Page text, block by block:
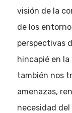
visión de la
de los
perspectivas
hincapié en
también nos
amenazas,
necesidad